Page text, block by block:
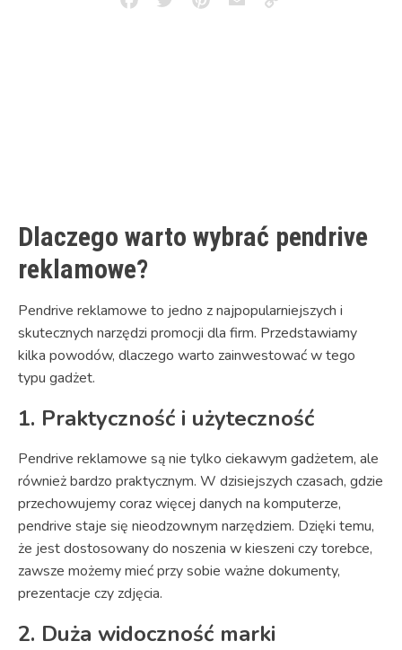
FacebookTwitterPinterestEmailCopy
Dlaczego warto wybrać pendrive
reklamowe?
Pendrive reklamowe to jedno z najpopularniejszych i
skutecznych narzędzi promocji dla firm. Przedstawiamy
kilka powodów, dlaczego warto zainwestować w tego
typu gadżet.
1. Praktyczność i użyteczność
Pendrive reklamowe są nie tylko ciekawym gadżetem, ale
również bardzo praktycznym. W dzisiejszych czasach, gdzie
przechowujemy coraz więcej danych na komputerze,
pendrive staje się nieodzownym narzędziem. Dzięki temu,
że jest dostosowany do noszenia w kieszeni czy torebce,
zawsze możemy mieć przy sobie ważne dokumenty,
prezentacje czy zdjęcia.
2. Duża widoczność marki